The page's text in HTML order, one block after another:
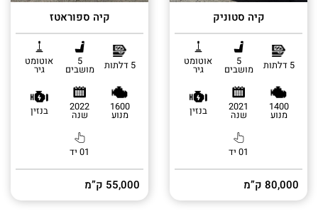
קיה סטוניק
5 דלתות 5
מושבים
אוטומט
גיר
1400
מנוע
2021
שנה בנזין
01 יד
80,000 ק”מ
קיה ספוראטז
5 דלתות 5
מושבים
אוטומט
גיר
1600
מנוע
2022
שנה בנזין
01 יד
55,000 ק”מ